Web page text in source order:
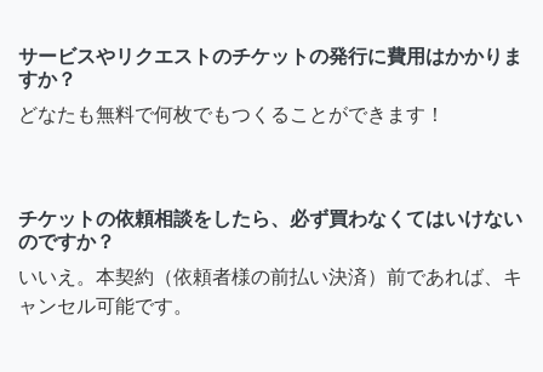
サービスやリクエストのチケットの発行に費用はかかりま
すか？
どなたも無料で何枚でもつくることができます！
チケットの依頼相談をしたら、必ず買わなくてはいけない
のですか？
いいえ。本契約（依頼者様の前払い決済）前であれば、キ
ャンセル可能です。